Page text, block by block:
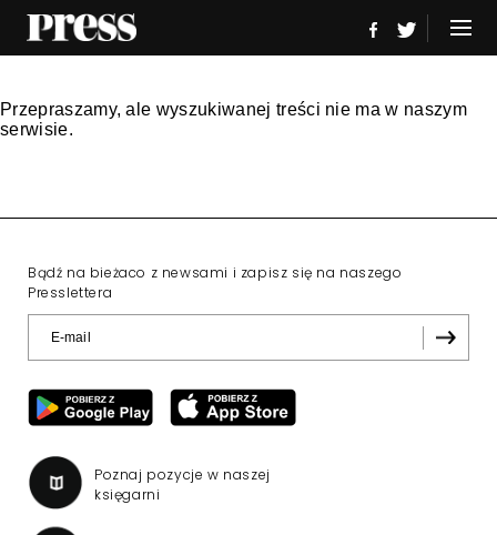
Przepraszamy, ale wyszukiwanej treści nie ma w naszym
serwisie.
Bądź na bieżaco z newsami i zapisz się na naszego
Presslettera
Poznaj pozycje w naszej
księgarni